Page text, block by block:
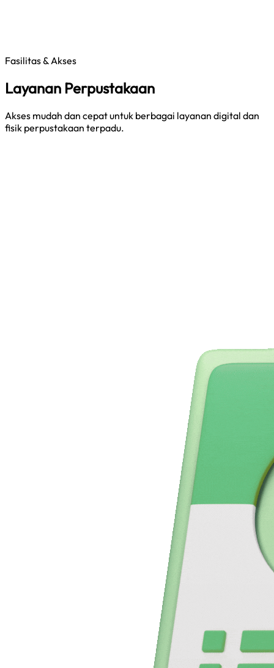
Fasilitas & Akses
Layanan Perpustakaan
Akses mudah dan cepat untuk berbagai layanan digital dan
fisik perpustakaan terpadu.